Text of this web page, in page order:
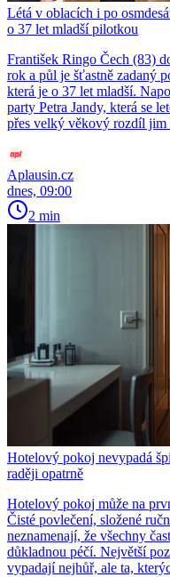
Létá v oblacích i po
o 37 let mladší pilotkou
František Ringo Čech (83)
rok a půl je šťastně zadaný
která je o 37 let mladší.
party Petra Jandy, která se
přes velký věkový rozdíl jim
Aplausin.cz
dnes, 09:00
2 min
Hotelový pokoj nevypadá
raději opatrně
Hotelový pokoj může na
Čisté povlečení, složené
neznamenají, že všechny
důkladnou péčí. Největší
vypadají nejhůř, ale ta,